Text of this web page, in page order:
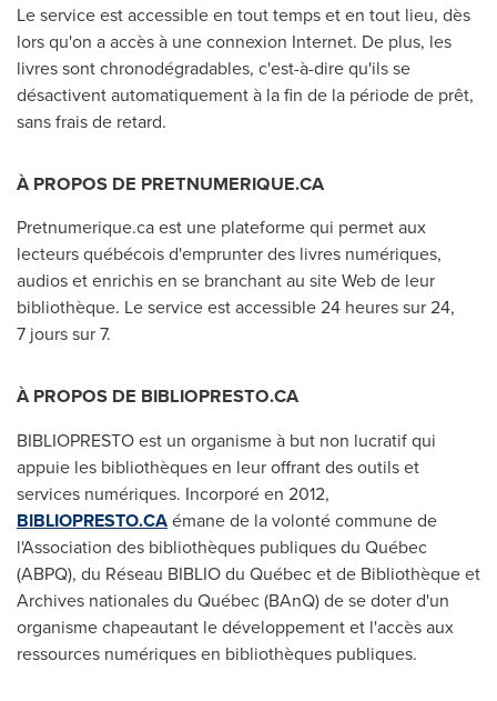
Le service est accessible en tout temps et en tout lieu, dès
lors qu'on a accès à une connexion Internet. De plus, les
livres sont chronodégradables, c'est-à-dire qu'ils se
désactivent automatiquement à la fin de la période de prêt,
sans frais de retard.
À PROPOS DE PRETNUMERIQUE.CA
Pretnumerique.ca est une plateforme qui permet aux
lecteurs québécois d'emprunter des livres numériques,
audios et enrichis en se branchant au site Web de leur
bibliothèque. Le service est accessible 24 heures sur 24,
7 jours sur 7.
À PROPOS DE BIBLIOPRESTO.CA
BIBLIOPRESTO est un organisme à but non lucratif qui
appuie les bibliothèques en leur offrant des outils et
services numériques. Incorporé en 2012,
BIBLIOPRESTO.CAémane de la volonté commune de
l'Association des bibliothèques publiques du Québec
(ABPQ), du Réseau BIBLIO du Québec et de Bibliothèque et
Archives nationales du Québec (BAnQ) de se doter d'un
organisme chapeautant le développement et l'accès aux
ressources numériques en bibliothèques publiques.